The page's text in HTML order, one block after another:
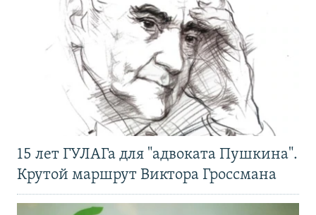
15 лет ГУЛАГа для "адвоката Пушкина".
Крутой маршрут Виктора Гроссмана